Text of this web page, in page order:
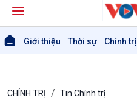
Giới thiệu Thời sự Chính trị
CHÍNH TRỊ Tin Chính trị